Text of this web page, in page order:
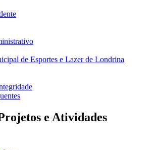
de Esportes e Lazer de Londrina
e Atividades